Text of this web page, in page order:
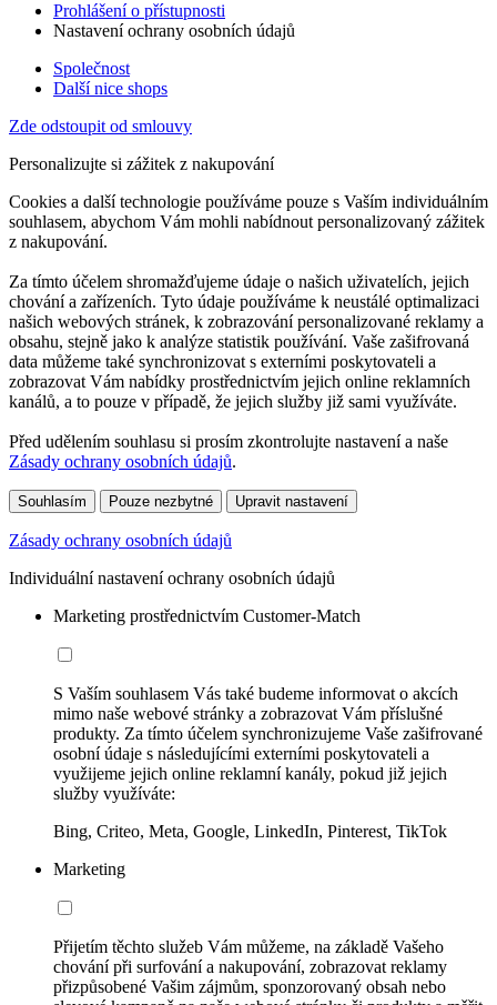
Prohlášení o přístupnosti
Nastavení ochrany osobních údajů
Společnost
Další nice shops
Zde odstoupit od smlouvy
Personalizujte si zážitek z nakupování
Cookies a další technologie používáme pouze s Vaším individuálním
souhlasem, abychom Vám mohli nabídnout personalizovaný zážitek
z nakupování.
Za tímto účelem shromažďujeme údaje o našich uživatelích, jejich
chování a zařízeních. Tyto údaje používáme k neustálé optimalizaci
našich webových stránek, k zobrazování personalizované reklamy a
obsahu, stejně jako k analýze statistik používání. Vaše zašifrovaná
data můžeme také synchronizovat s externími poskytovateli a
zobrazovat Vám nabídky prostřednictvím jejich online reklamních
kanálů, a to pouze v případě, že jejich služby již sami využíváte.
Před udělením souhlasu si prosím zkontrolujte nastavení a naše
Zásady ochrany osobních údajů.
Souhlasím Pouze nezbytné Upravit nastavení
Zásady ochrany osobních údajů
Individuální nastavení ochrany osobních údajů
Marketing prostřednictvím Customer-Match
S Vaším souhlasem Vás také budeme informovat o akcích
mimo naše webové stránky a zobrazovat Vám příslušné
produkty. Za tímto účelem synchronizujeme Vaše zašifrované
osobní údaje s následujícími externími poskytovateli a
využijeme jejich online reklamní kanály, pokud již jejich
služby využíváte:
Bing, Criteo, Meta, Google, LinkedIn, Pinterest, TikTok
Marketing
Přijetím těchto služeb Vám můžeme, na základě Vašeho
chování při surfování a nakupování, zobrazovat reklamy
přizpůsobené Vašim zájmům, sponzorovaný obsah nebo